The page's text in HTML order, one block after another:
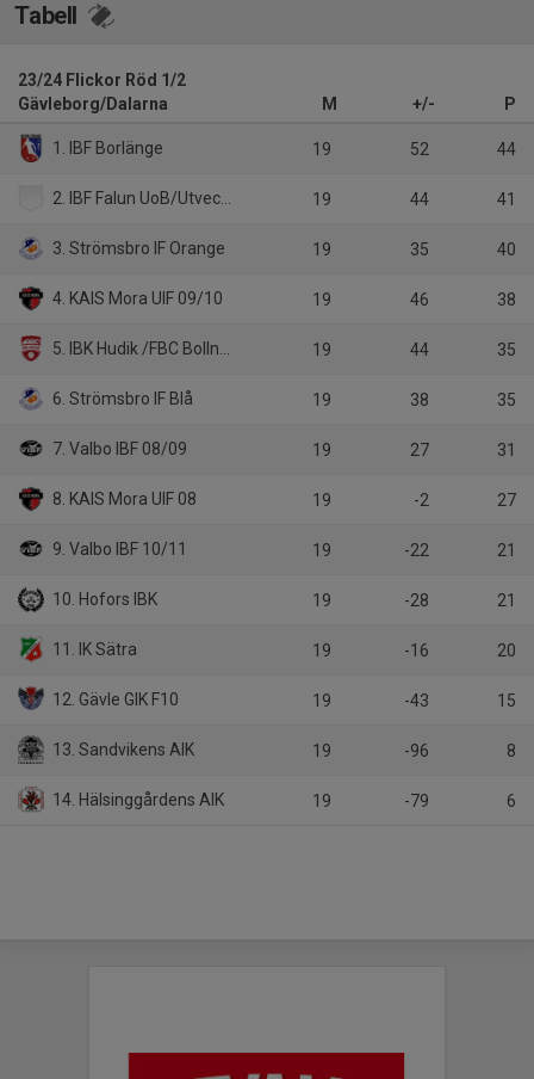
Tabell
23/24 Flickor Röd 1/2
Gävleborg/Dalarna
M +/- P
1. IBF Borlänge 19 52 44
2. IBF Falun UoB/Utveckling 19 44 41
3. Strömsbro IF Orange 19 35 40
4. KAIS Mora UIF 09/10 19 46 38
5. IBK Hudik /FBC Bollnäs 19 44 35
6. Strömsbro IF Blå 19 38 35
7. Valbo IBF 08/09 19 27 31
8. KAIS Mora UIF 08 19 -2 27
9. Valbo IBF 10/11 19 -22 21
10. Hofors IBK 19 -28 21
11. IK Sätra 19 -16 20
12. Gävle GIK F10 19 -43 15
13. Sandvikens AIK 19 -96 8
14. Hälsinggårdens AIK 19 -79 6